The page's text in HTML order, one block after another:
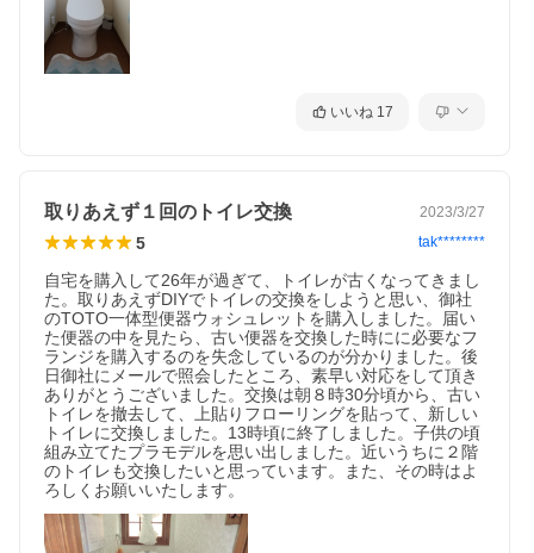
いいね 17
取りあえず１回のトイレ交換 2023/3/27
5 tak********
自宅を購入して26年が過ぎて、トイレが古くなってきまし
た。取りあえずDIYでトイレの交換をしようと思い、御社
のTOTO一体型便器ウォシュレットを購入しました。届い
た便器の中を見たら、古い便器を交換した時にに必要なフ
ランジを購入するのを失念しているのが分かりました。後
日御社にメールで照会したところ、素早い対応をして頂き
ありがとうございました。交換は朝８時30分頃から、古い
トイレを撤去して、上貼りフローリングを貼って、新しい
トイレに交換しました。13時頃に終了しました。子供の頃
組み立てたプラモデルを思い出しました。近いうちに２階
のトイレも交換したいと思っています。また、その時はよ
ろしくお願いいたします。